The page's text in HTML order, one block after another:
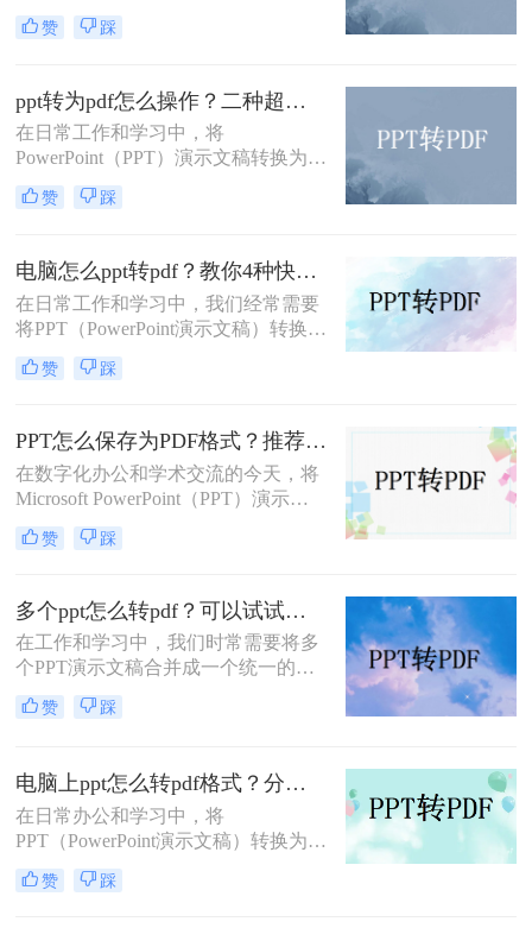
PDF格式，以便于分享、打印或存
档。那么电脑怎么ppt转pdf呢？本文
赞 踩
ppt转为pdf怎么操作？二种超实用转换方法分享！
在日常工作和学习中，将
PowerPoint（PPT）演示文稿转换为
PDF格式的需求非常普遍。这样做不
仅能够确保文件在不同设备上的展示
PowerPoint软件的用户查看。那么ppt
转为pdf怎么操作呢？本文将介绍两种
常用的PPT转PDF的方法。
赞 踩
电脑怎么ppt转pdf？教你4种快速转换的方法！
在日常工作和学习中，我们经常需要
将PPT（PowerPoint演示文稿）转换为
PDF（Portable Document Format）格
式，以便于分享、打印或存档。PPT
可以实现。那么电脑怎么ppt转pdf
呢？本文将详细介绍几种常用的PPT
转PDF的方法，帮助大家轻松完成转
换。
赞 踩
PPT怎么保存为PDF格式？推荐三种方法给大家！
在数字化办公和学术交流的今天，将
Microsoft PowerPoint（PPT）演示文
稿转换为PDF格式已成为一种常见的
需求。PDF格式因其跨平台兼容性、
特性，成为分享、打印和存档PPT文
件的理想选择。本文将详细介绍PPT
怎么保存为PDF格式，并探讨一些相
关的注意事项。
赞 踩
多个ppt怎么转pdf？可以试试这三种方法！
在工作和学习中，我们时常需要将多
个PPT演示文稿合并成一个统一的
PDF文档，无论是为了归档、分享还
是打印。这一过程不仅要求效率，更
细节得到完整保留。那么多个ppt怎么
转pdf呢？本文将介绍几种有效且简便
的方法，帮助你轻松实现这一目标。
赞 踩
电脑上ppt怎么转pdf格式？分享三种好用的方法！
在日常办公和学习中，将
PPT（PowerPoint演示文稿）转换为
PDF（Portable Document Format）格
式是一项常见的需求，以便更好地分
赞 踩